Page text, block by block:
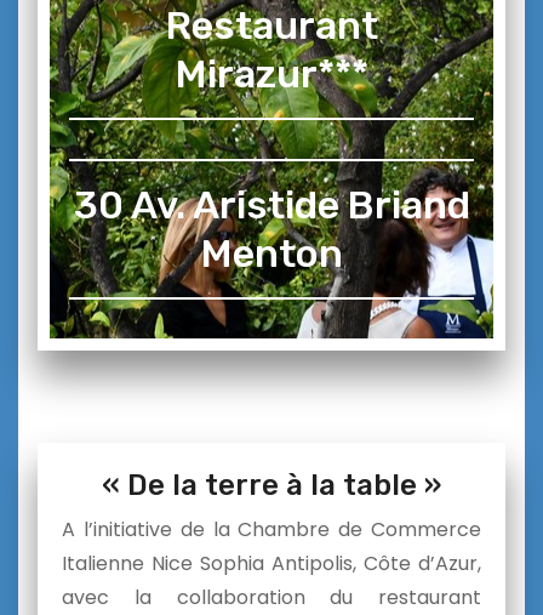
Restaurant
Mirazur***
30 Av. Aristide Briand
Menton
« De la terre à la table »
A l’initiative de la Chambre de Commerce
Italienne Nice Sophia Antipolis, Côte d’Azur,
avec la collaboration du restaurant